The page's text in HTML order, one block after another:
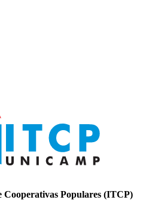
Cooperativas Populares (ITCP)